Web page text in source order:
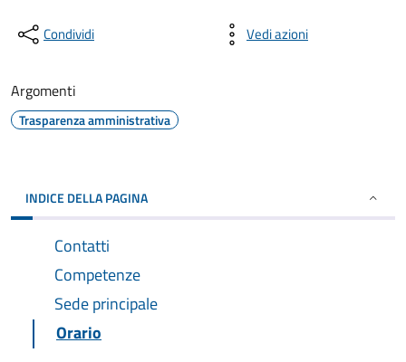
Condividi Vedi azioni
Argomenti
Trasparenza amministrativa
INDICE DELLA PAGINA
Contatti
Competenze
Sede principale
Orario